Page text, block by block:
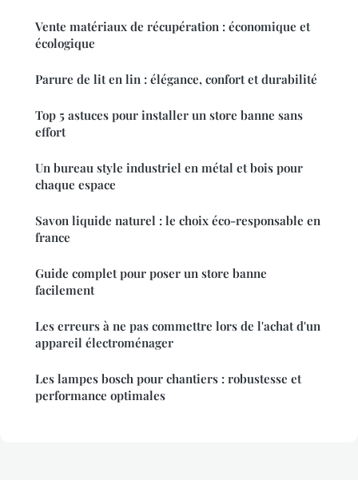
Vente matériaux de récupération : économique et
écologique
Parure de lit en lin : élégance, confort et durabilité
Top 5 astuces pour installer un store banne sans
effort
Un bureau style industriel en métal et bois pour
chaque espace
Savon liquide naturel : le choix éco-responsable en
france
Guide complet pour poser un store banne
facilement
Les erreurs à ne pas commettre lors de l'achat d'un
appareil électroménager
Les lampes bosch pour chantiers : robustesse et
performance optimales